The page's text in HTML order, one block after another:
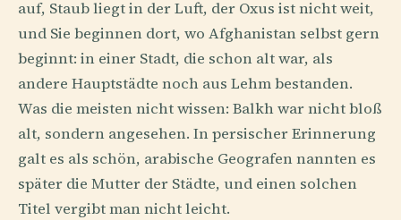
auf, Staub liegt in der Luft, der Oxus ist nicht weit,
und Sie beginnen dort, wo Afghanistan selbst gern
beginnt: in einer Stadt, die schon alt war, als
andere Hauptstädte noch aus Lehm bestanden.
Was die meisten nicht wissen: Balkh war nicht bloß
alt, sondern angesehen. In persischer Erinnerung
galt es als schön, arabische Geografen nannten es
später die Mutter der Städte, und einen solchen
Titel vergibt man nicht leicht.